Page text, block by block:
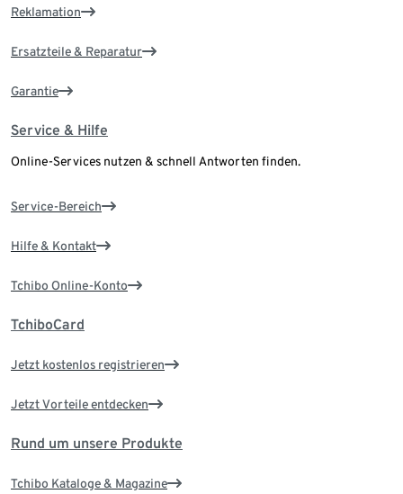
Reklamation
Ersatzteile & Reparatur
Garantie
Service & Hilfe
Online-Services nutzen & schnell Antworten finden.
Service-Bereich
Hilfe & Kontakt
Tchibo Online-Konto
TchiboCard
Jetzt kostenlos registrieren
Jetzt Vorteile entdecken
Rund um unsere Produkte
Tchibo Kataloge & Magazine